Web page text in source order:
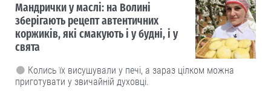
Мандрички у маслі: на Волині
зберігають рецепт автентичних
коржиків, які смакують і у будні, і у
свята
Колись їх висушували у печі, а зараз цілком можна
приготувати у звичайній духовці.